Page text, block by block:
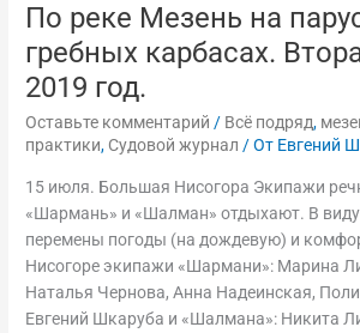
По реке Мезень на
гребных карбасах.
2019 год.
Оставьте комментарий / Всё подряд,
практики, Судовой журнал / От Евгений
15 июля. Большая Нисогора Экипажи
«Шармань» и «Шалман» отдыхают. В виду
перемены погоды (на дождевую) и
Нисогоре экипажи «Шармани»: Марина
Наталья Чернова, Анна Надеинская,
Евгений Шкаруба и «Шалмана»: Никита